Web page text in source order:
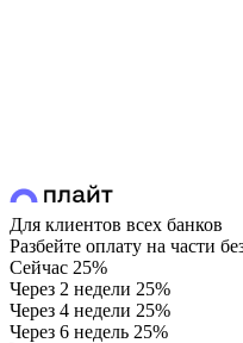
Для клиентов всех банков
Разбейте оплату на части
Сейчас 25%
Через 2 недели 25%
Через 4 недели 25%
Через 6 недель 25%